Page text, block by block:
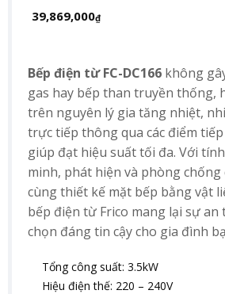
39,869,000₫
Bếp điện từ FC-DC166 không
gas hay bếp than truyền thống,
trên nguyên lý gia tăng nhiệt,
trực tiếp thông qua các điểm
giúp đạt hiệu suất tối đa. Với
minh, phát hiện và phòng chống
cùng thiết kế mặt bếp bằng vật
bếp điện từ Frico mang lại sự an
chọn đáng tin cậy cho gia đình
Tổng công suất: 3.5kW
Hiệu điện thế: 220 – 240V